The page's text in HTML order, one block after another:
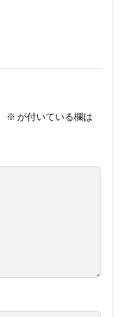
※ が付いている欄は